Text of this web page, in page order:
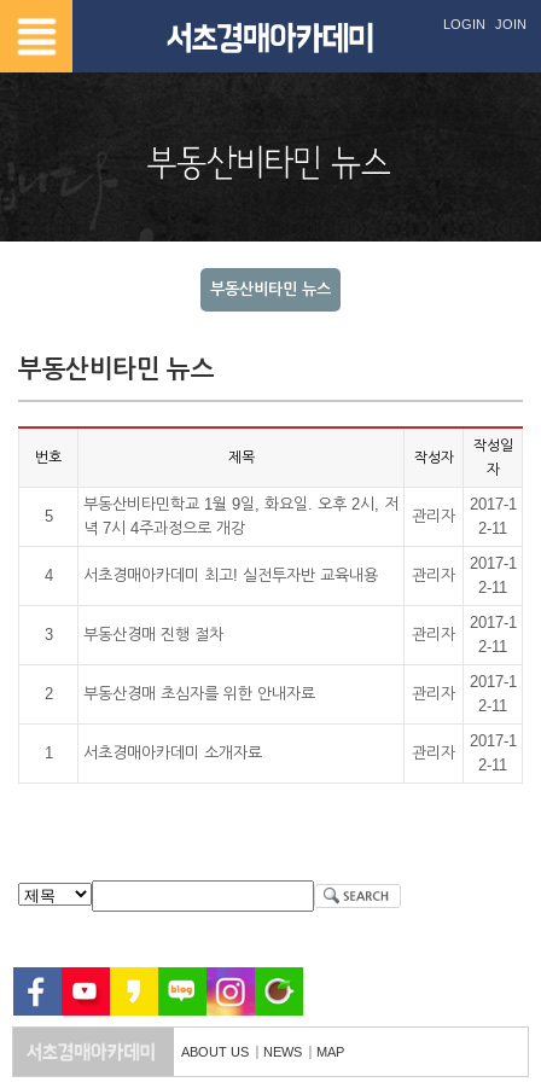
LOGIN JOIN
부동산비타민 뉴스
부동산비타민 뉴스
번호 제목 작성자
작성일
자
5
부동산비타민학교 1월 9일, 화요일. 오후 2시, 저
녁 7시 4주과정으로 개강
관리자
2017-1
2-11
4 서초경매아카데미 최고! 실전투자반 교육내용 관리자
2017-1
2-11
3 부동산경매 진행 절차 관리자
2017-1
2-11
2 부동산경매 초심자를 위한 안내자료 관리자
2017-1
2-11
1 서초경매아카데미 소개자료 관리자
2017-1
2-11
ABOUT US NEWS MAP